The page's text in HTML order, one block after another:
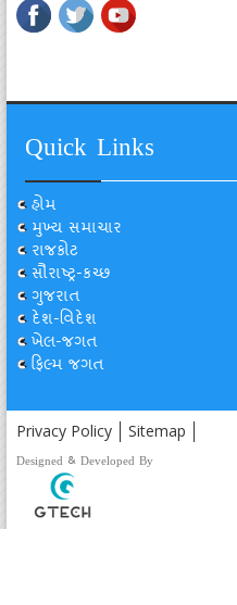
Quick Links
હોમ
મુખ્ય સમાચાર
રાજકોટ
સૌરાષ્ટ્ર-કચ્છ
ગુજરાત
દેશ-વિદેશ
ખેલ-જગત
ફિલ્મ જગત
Privacy Policy Sitemap
Designed & Developed By